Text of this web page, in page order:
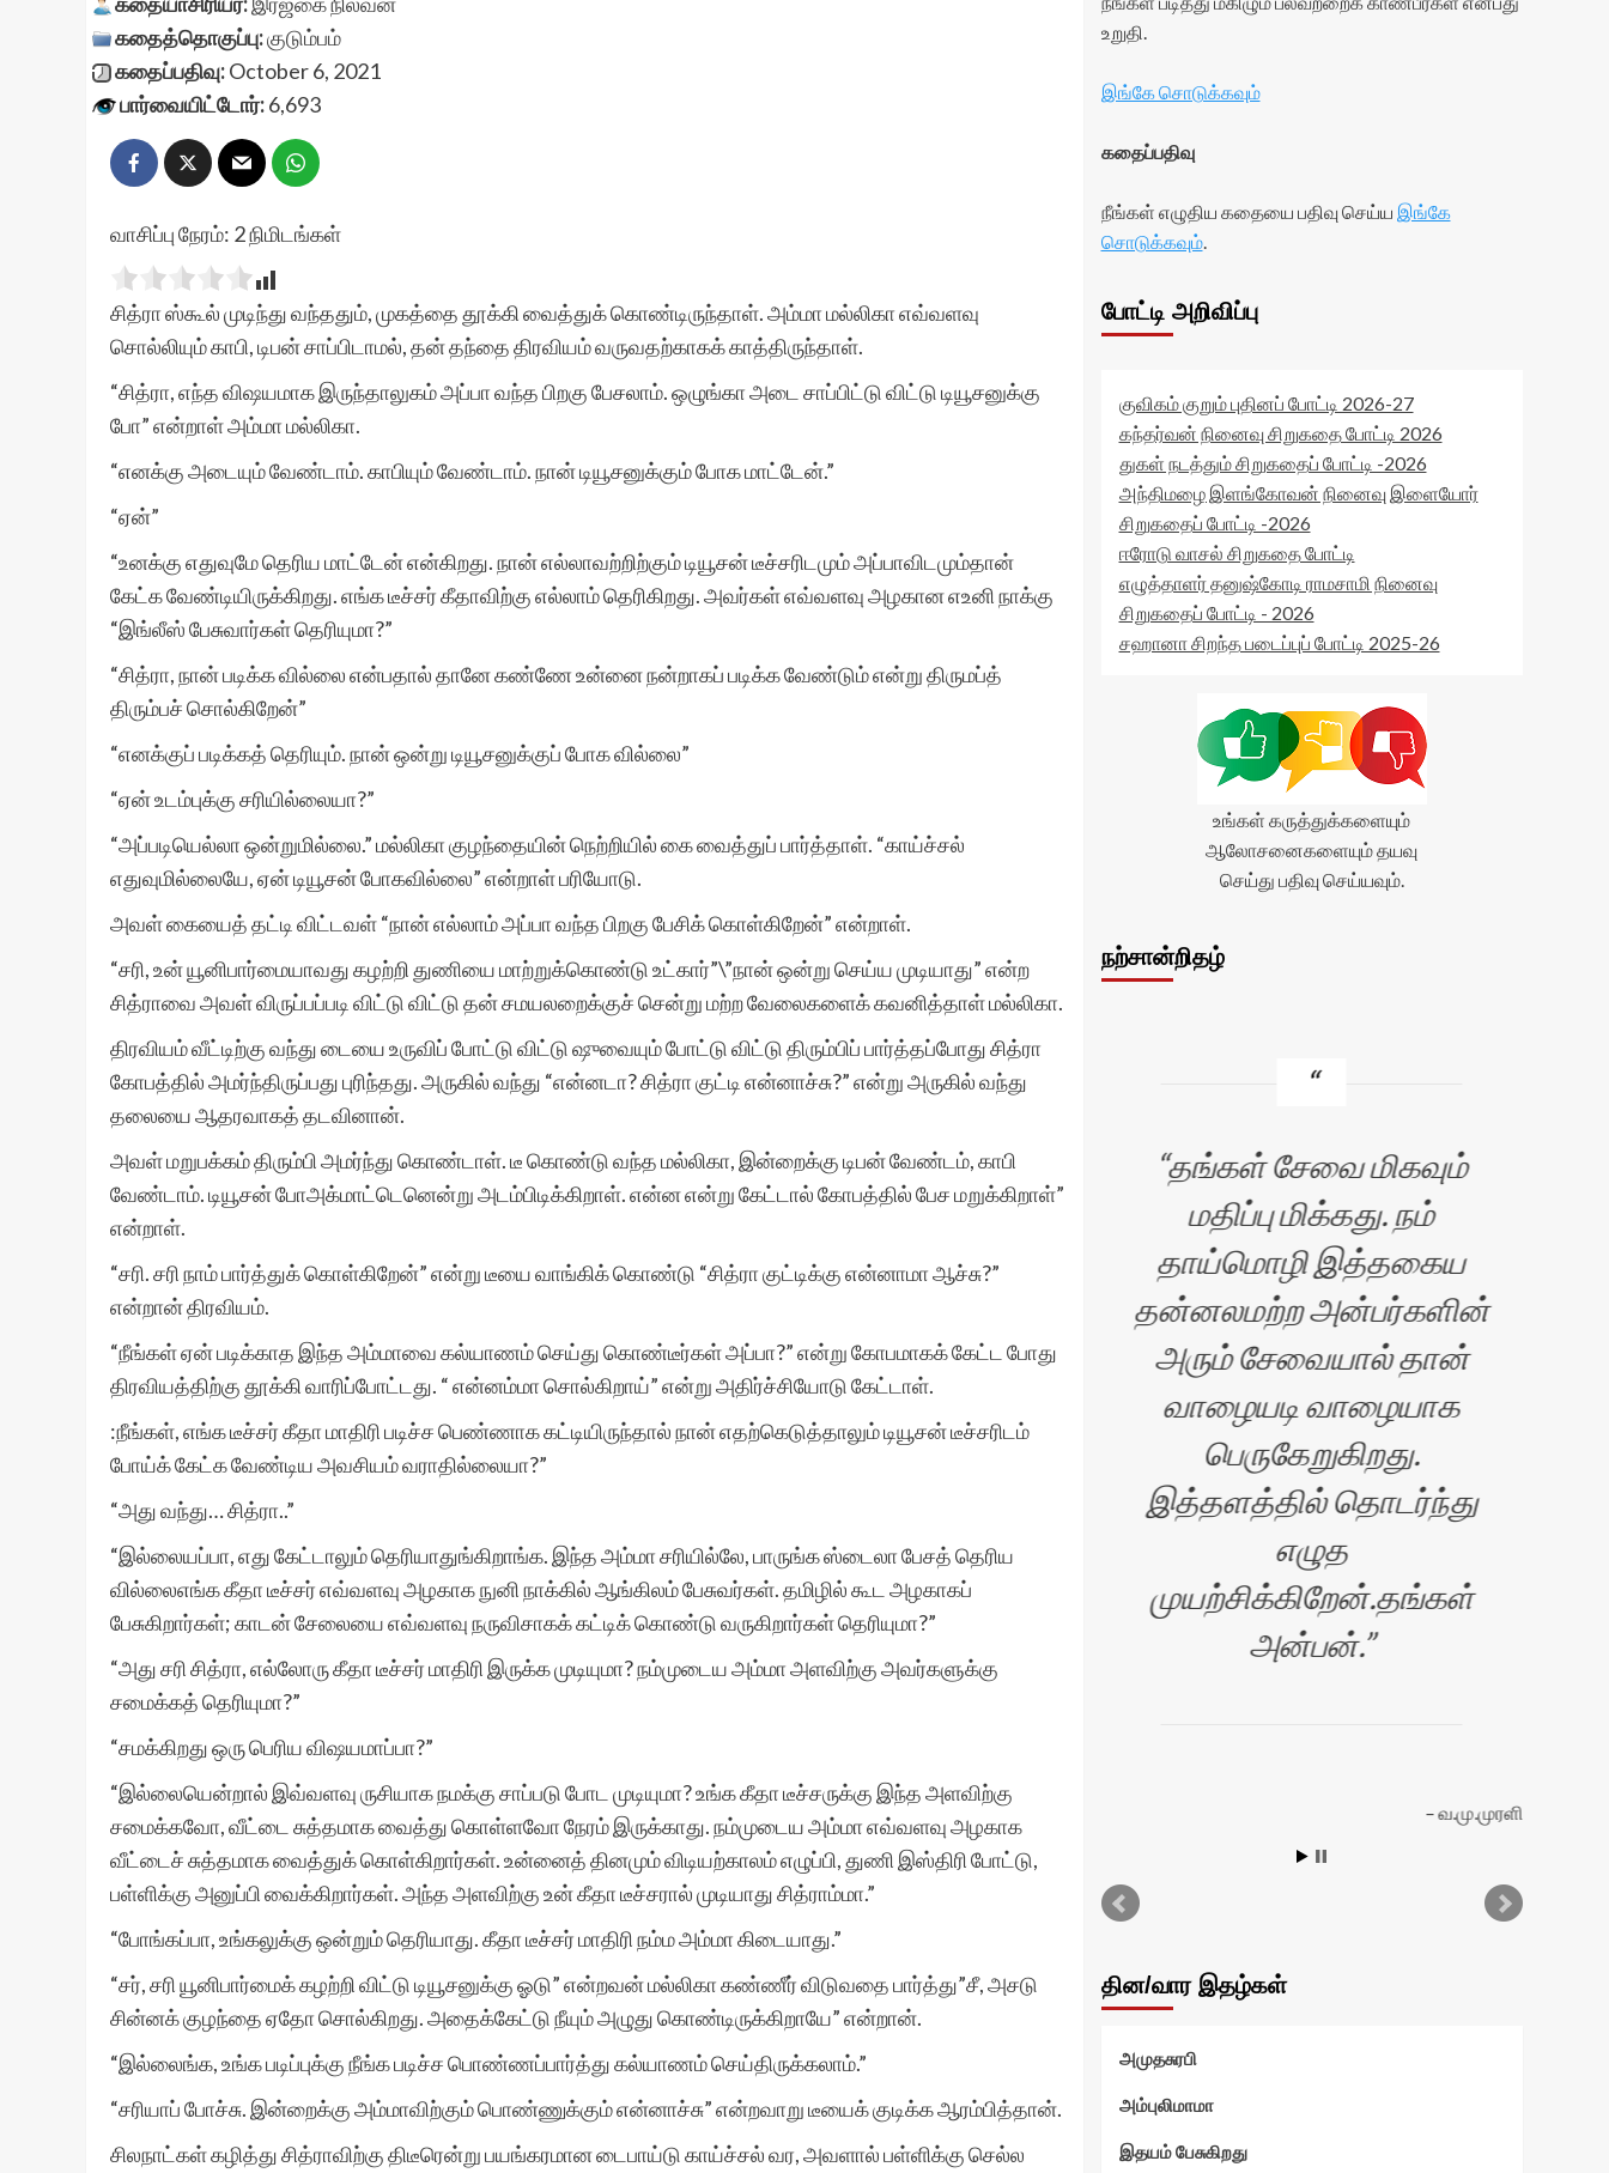
கதைத்தொகுப்பு:குடும்பம்
கதைப்பதிவு:October 6, 2021
பார்வையிட்டோர்:6,693
வாசிப்பு நேரம்: 2நிமிடங்கள்
சித்ரா ஸ்கூல் முடிந்து வந்ததும், முகத்தை தூக்கி வைத்துக் கொண்டிருந்தாள். அம்மா மல்லிகா எவ்வளவு
சொல்லியும் காபி, டிபன் சாப்பிடாமல், தன் தந்தை திரவியம் வருவதற்காகக் காத்திருந்தாள்.
“சித்ரா, எந்த விஷயமாக இருந்தாலுகம் அப்பா வந்த பிறகு பேசலாம். ஒழுங்கா அடை சாப்பிட்டு விட்டு டியூசனுக்கு
போ” என்றாள் அம்மா மல்லிகா.
“எனக்கு அடையும் வேண்டாம். காபியும் வேண்டாம். நான் டியூசனுக்கும் போக மாட்டேன்.”
“ஏன்”
“உனக்கு எதுவுமே தெரிய மாட்டேன் என்கிறது. நான் எல்லாவற்றிற்கும் டியூசன் டீச்சரிடமும் அப்பாவிடமும்தான்
கேட்க வேண்டியிருக்கிறது. எங்க டீச்சர் கீதாவிற்கு எல்லாம் தெரிகிறது. அவர்கள் எவ்வளவு அழகான எஉனி நாக்கு
“இங்லீஸ் பேசுவார்கள் தெரியுமா?”
“சித்ரா, நான் படிக்க வில்லை என்பதால் தானே கண்ணே உன்னை நன்றாகப் படிக்க வேண்டும் என்று திருமப்த்
திரும்பச் சொல்கிறேன்”
“எனக்குப் படிக்கத் தெரியும். நான் ஒன்று டியூசனுக்குப் போக வில்லை”
“ஏன் உடம்புக்கு சரியில்லையா?”
“அப்படியெல்லா ஒன்றுமில்லை.” மல்லிகா குழந்தையின் நெற்றியில் கை வைத்துப் பார்த்தாள். “காய்ச்சல்
எதுவுமில்லையே, ஏன் டியூசன் போகவில்லை” என்றாள் பரியோடு.
அவள் கையைத் தட்டி விட்டவள் “நான் எல்லாம் அப்பா வந்த பிறகு பேசிக் கொள்கிறேன்” என்றாள்.
“சரி, உன் யூனிபார்மையாவது கழற்றி துணியை மாற்றுக்கொண்டு உட்கார்”\”நான் ஒன்று செய்ய முடியாது” என்ற
சித்ராவை அவள் விருப்பப்படி விட்டு விட்டு தன் சமயலறைக்குச் சென்று மற்ற வேலைகளைக் கவனித்தாள் மல்லிகா.
திரவியம் வீட்டிற்கு வந்து டையை உருவிப் போட்டு விட்டு ஷுவையும் போட்டு விட்டு திரும்பிப் பார்த்தப்போது சித்ரா
கோபத்தில் அமர்ந்திருப்பது புரிந்தது. அருகில் வந்து “என்னடா? சித்ரா குட்டி என்னாச்சு?” என்று அருகில் வந்து
தலையை ஆதரவாகத் தடவினான்.
அவள் மறுபக்கம் திரும்பி அமர்ந்து கொண்டாள். டீ கொண்டு வந்த மல்லிகா, இன்றைக்கு டிபன் வேண்டம், காபி
வேண்டாம். டியூசன் போஅக்மாட்டெனென்று அடம்பிடிக்கிறாள். என்ன என்று கேட்டால் கோபத்தில் பேச மறுக்கிறாள்”
என்றாள்.
“சரி. சரி நாம் பார்த்துக் கொள்கிறேன்” என்று டீயை வாங்கிக் கொண்டு “சித்ரா குட்டிக்கு என்னாமா ஆச்சு?”
என்றான் திரவியம்.
“நீங்கள் ஏன் படிக்காத இந்த அம்மாவை கல்யாணம் செய்து கொண்டீர்கள் அப்பா?” என்று கோபமாகக் கேட்ட போது
திரவியத்திற்கு தூக்கி வாரிப்போட்டது. “ என்னம்மா சொல்கிறாய்” என்று அதிர்ச்சியோடு கேட்டாள்.
:நீங்கள், எங்க டீச்சர் கீதா மாதிரி படிச்ச பெண்ணாக கட்டியிருந்தால் நான் எதற்கெடுத்தாலும் டியூசன் டீச்சரிடம்
போய்க் கேட்க வேண்டிய அவசியம் வராதில்லையா?”
“அது வந்து… சித்ரா..”
“இல்லையப்பா, எது கேட்டாலும் தெரியாதுங்கிறாங்க. இந்த அம்மா சரியில்லே, பாருங்க ஸ்டைலா பேசத் தெரிய
வில்லைஎங்க கீதா டீச்சர் எவ்வளவு அழகாக நுனி நாக்கில் ஆங்கிலம் பேசுவர்கள். தமிழில் கூட அழகாகப்
பேசுகிறார்கள்; காடன் சேலையை எவ்வளவு நருவிசாகக் கட்டிக் கொண்டு வருகிறார்கள் தெரியுமா?”
“அது சரி சித்ரா, எல்லோரு கீதா டீச்சர் மாதிரி இருக்க முடியுமா? நம்முடைய அம்மா அளவிற்கு அவர்களுக்கு
சமைக்கத் தெரியுமா?”
“சமக்கிறது ஒரு பெரிய விஷயமாப்பா?”
“இல்லையென்றால் இவ்வளவு ருசியாக நமக்கு சாப்படு போட முடியுமா? உங்க கீதா டீச்சருக்கு இந்த அளவிற்கு
சமைக்கவோ, வீட்டை சுத்தமாக வைத்து கொள்ளவோ நேரம் இருக்காது. நம்முடைய அம்மா எவ்வளவு அழகாக
வீட்டைச் சுத்தமாக வைத்துக் கொள்கிறார்கள். உன்னைத் தினமும் விடியற்காலம் எழுப்பி, துணி இஸ்திரி போட்டு,
பள்ளிக்கு அனுப்பி வைக்கிறார்கள். அந்த அளவிற்கு உன் கீதா டீச்சரால் முடியாது சித்ராம்மா.”
“போங்கப்பா, உங்கலுக்கு ஒன்றும் தெரியாது. கீதா டீச்சர் மாதிரி நம்ம அம்மா கிடையாது.”
“சர், சரி யூனிபார்மைக் கழற்றி விட்டு டியூசனுக்கு ஓடு” என்றவன் மல்லிகா கண்ணீர் விடுவதை பார்த்து”சீ, அசடு
சின்னக் குழந்தை ஏதோ சொல்கிறது. அதைக்கேட்டு நீயும் அழுது கொண்டிருக்கிறாயே” என்றான்.
“இல்லைங்க, உங்க படிப்புக்கு நீங்க படிச்ச பொண்ணப்பார்த்து கல்யாணம் செய்திருக்கலாம்.”
“சரியாப் போச்சு. இன்றைக்கு அம்மாவிற்கும் பொண்ணுக்கும் என்னாச்சு” என்றவாறு டீயைக் குடிக்க ஆரம்பித்தான்.
சிலநாட்கள் கழித்து சித்ராவிற்கு திடீரென்று பயங்கரமான டைபாய்டு காய்ச்சல் வர, அவளால் பள்ளிக்கு செல்ல
உறுதி.
இங்கே சொடுக்கவும்
கதைப்பதிவு
நீங்கள் எழுதிய கதையை பதிவு செய்ய இங்கே
சொடுக்கவும்.
போட்டி அறிவிப்பு
குவிகம் குறும் புதினப் போட்டி 2026-27
கந்தர்வன் நினைவு சிறுகதை போட்டி 2026
துகள் நடத்தும் சிறுகதைப் போட்டி -2026
அந்திமழை இளங்கோவன் நினைவு இளையோர்
சிறுகதைப் போட்டி -2026
ஈரோடு வாசல் சிறுகதை போட்டி
எழுத்தாளர் தனுஷ்கோடி ராமசாமி நினைவு
சிறுகதைப் போட்டி - 2026
சஹானா சிறந்த படைப்புப் போட்டி 2025-26
உங்கள் கருத்துக்களையும்
ஆலோசனைகளையும் தயவு
செய்து பதிவு செய்யவும்.
நற்சான்றிதழ்
உலகில் அற்புதங்கள்
எப்போதாவதுதான் நிகழும்.
அப்படியோர் அற்புதம்
நிகழ்ந்திருக்கிறது,
சிறுகதைகள்
இணையதளம்
படைப்பாளர்களின்
படைப்புகளையும் ஒரே
இடத்தில் பார்க்கும்
வாய்ப்பை
வாழ்த்தும் நன்றியும்.
தங்கள் சேவை மிகவும்
மதிப்பு மிக்கது. நம்
தாய்மொழி இத்தகைய
தன்னலமற்ற அன்பர்களின்
அரும் சேவையால் தான்
வாழையடி வாழையாக
பெருகேறுகிறது.
இத்தளத்தில் தொடர்ந்து
எழுத
முயற்சிக்கிறேன்.தங்கள்
அன்பன்.
வ.மு.முரளி
தின/வார இதழ்கள்
அமுதசுரபி
அம்புலிமாமா
இதயம் பேசுகிறது